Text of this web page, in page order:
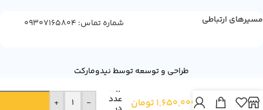
مسیرهای ارتباطی شماره تماس: 09307165804
طراحی و توسعه توسط نیدومارکت
250
1,650,000 تومان
12
عدد -
+